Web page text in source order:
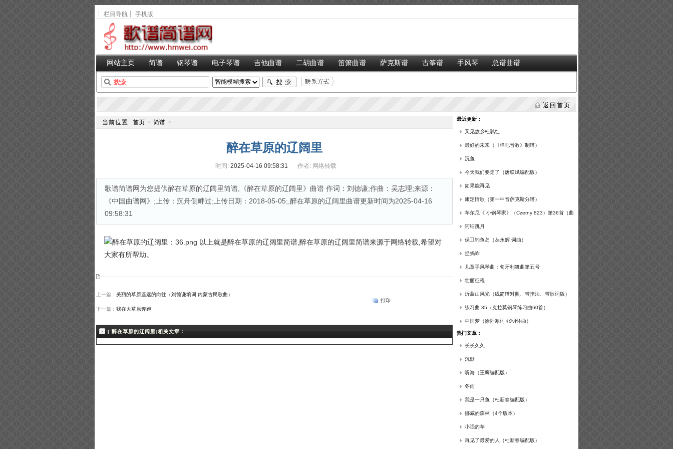
┆ 栏目导航 ┆ 手机版
网站主页 简谱 钢琴谱 电子琴谱 吉他曲谱 二胡曲谱 笛箫曲谱 萨克斯谱 古筝谱 手风琴 总谱曲谱
返回首页
当前位置: 首页 > 简谱 >
醉在草原的辽阔里
时间: 2025-04-16 09:58:31 作者: 网络转载
歌谱简谱网为您提供醉在草原的辽阔里简谱,《醉在草原的辽阔里》曲谱 作词：刘德谦;作曲：吴志理;来源：
《中国曲谱网》;上传：沉舟侧畔过;上传日期：2018-05-05;,醉在草原的辽阔里曲谱更新时间为2025-04-16
09:58:31
以上就是醉在草原的辽阔里简谱,醉在草原的辽阔里简谱来源于网络转载,希望对
大家有所帮助。
上一篇： 美丽的草原遥远的向往（刘德谦填词 内蒙古民歌曲）
下一篇： 我在大草原奔跑
打印
[ 醉在草原的辽阔里]相关文章：
最近更新：
又见故乡杜鹃红
最好的未来（《弹吧音教》制谱）
沉鱼
今天我们要走了（唐联斌编配版）
如果能再见
康定情歌（第一中音萨克斯分谱）
车尔尼《 小钢琴家》（Czerny 823）第36首（曲
谱及练习提示）
阿细跳月
保卫钓鱼岛（丛永辉 词曲）
捉蚂蚱
儿童手风琴曲：匈牙利舞曲第五号
壮丽征程
沂蒙山风光（线简谱对照、带指法、带歌词版）
练习曲 35（克拉莫钢琴练习曲60首）
中国梦（徐阡寒词 张明怀曲）
热门文章：
长长久久
沉默
听海（王鹰编配版）
冬雨
我是一只鱼（杜新春编配版）
挪威的森林（4个版本）
小强的车
再见了最爱的人（杜新春编配版）